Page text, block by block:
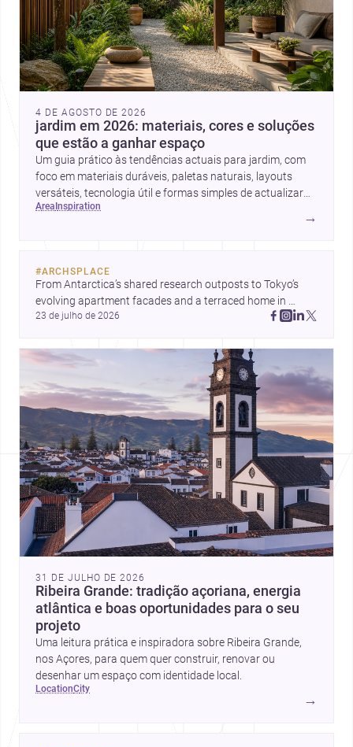
4 DE AGOSTO DE 2026
jardim em 2026: materiais, cores e soluções
que estão a ganhar espaço
Um guia prático às tendências actuais para jardim, com
foco em materiais duráveis, paletas naturais, layouts
versáteis, tecnologia útil e formas simples de actualizar
sem obras totais.
area inspiration
→
#ARCHSPLACE
From Antarctica’s shared research outposts to Tokyo’s
evolving apartment facades and a terraced home in
Amman, these projects show how architecture adapts to
23 de julho de 2026
31 DE JULHO DE 2026
Ribeira Grande: tradição açoriana, energia
atlântica e boas oportunidades para o seu
projeto
Uma leitura prática e inspiradora sobre Ribeira Grande,
nos Açores, para quem quer construir, renovar ou
desenhar um espaço com identidade local.
location city
→